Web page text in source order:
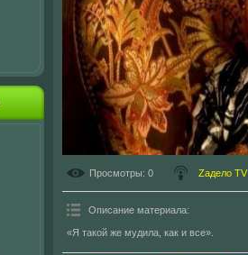
Просмотры: 0 Zадело TV
Описание материала:
«Я такой же мудила, как и все».